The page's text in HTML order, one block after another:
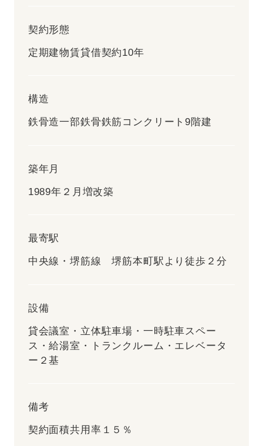
契約形態
定期建物賃貸借契約10年
構造
鉄骨造一部鉄骨鉄筋コンクリート9階建
築年月
1989年２月増改築
最寄駅
中央線・堺筋線 堺筋本町駅より徒歩２分
設備
貸会議室・立体駐車場・一時駐車スペー
ス・給湯室・トランクルーム・エレベータ
ー２基
備考
契約面積共用率１５％